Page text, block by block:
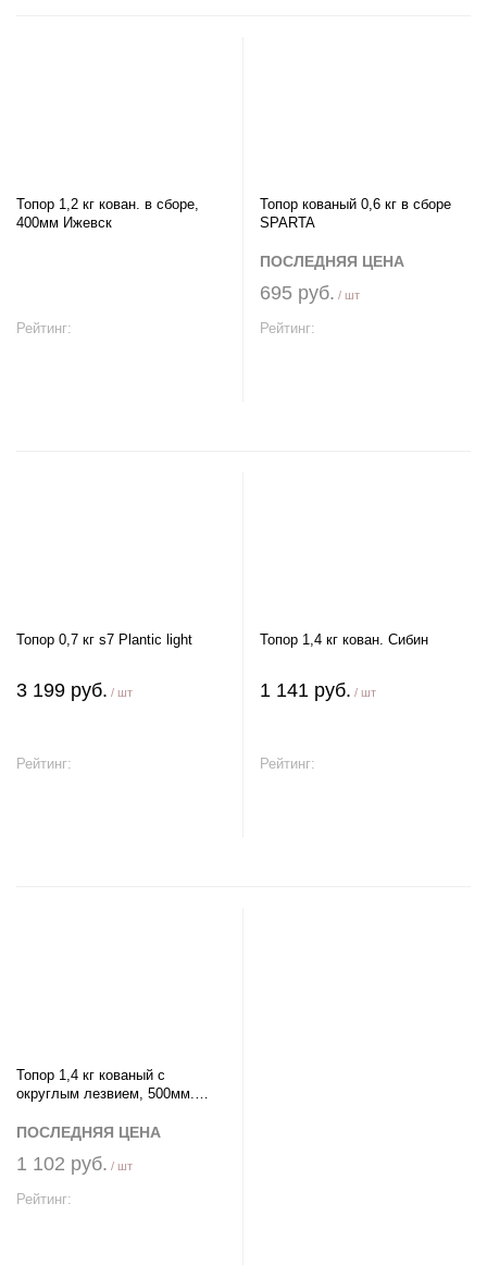
Топор 1,2 кг кован. в сборе,
400мм Ижевск
Рейтинг:
Топор кованый 0,6 кг в сборе
SPARTA
ПОСЛЕДНЯЯ ЦЕНА
695 руб. / шт
Рейтинг:
Топор 0,7 кг s7 Plantic light
3 199 руб. / шт
Рейтинг:
Топор 1,4 кг кован. Сибин
1 141 руб. / шт
Рейтинг:
Топор 1,4 кг кованый с
округлым лезвием, 500мм.
ПОСЛЕДНЯЯ ЦЕНА
1 102 руб. / шт
Рейтинг: